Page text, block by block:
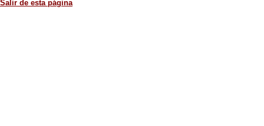
Salir de esta página